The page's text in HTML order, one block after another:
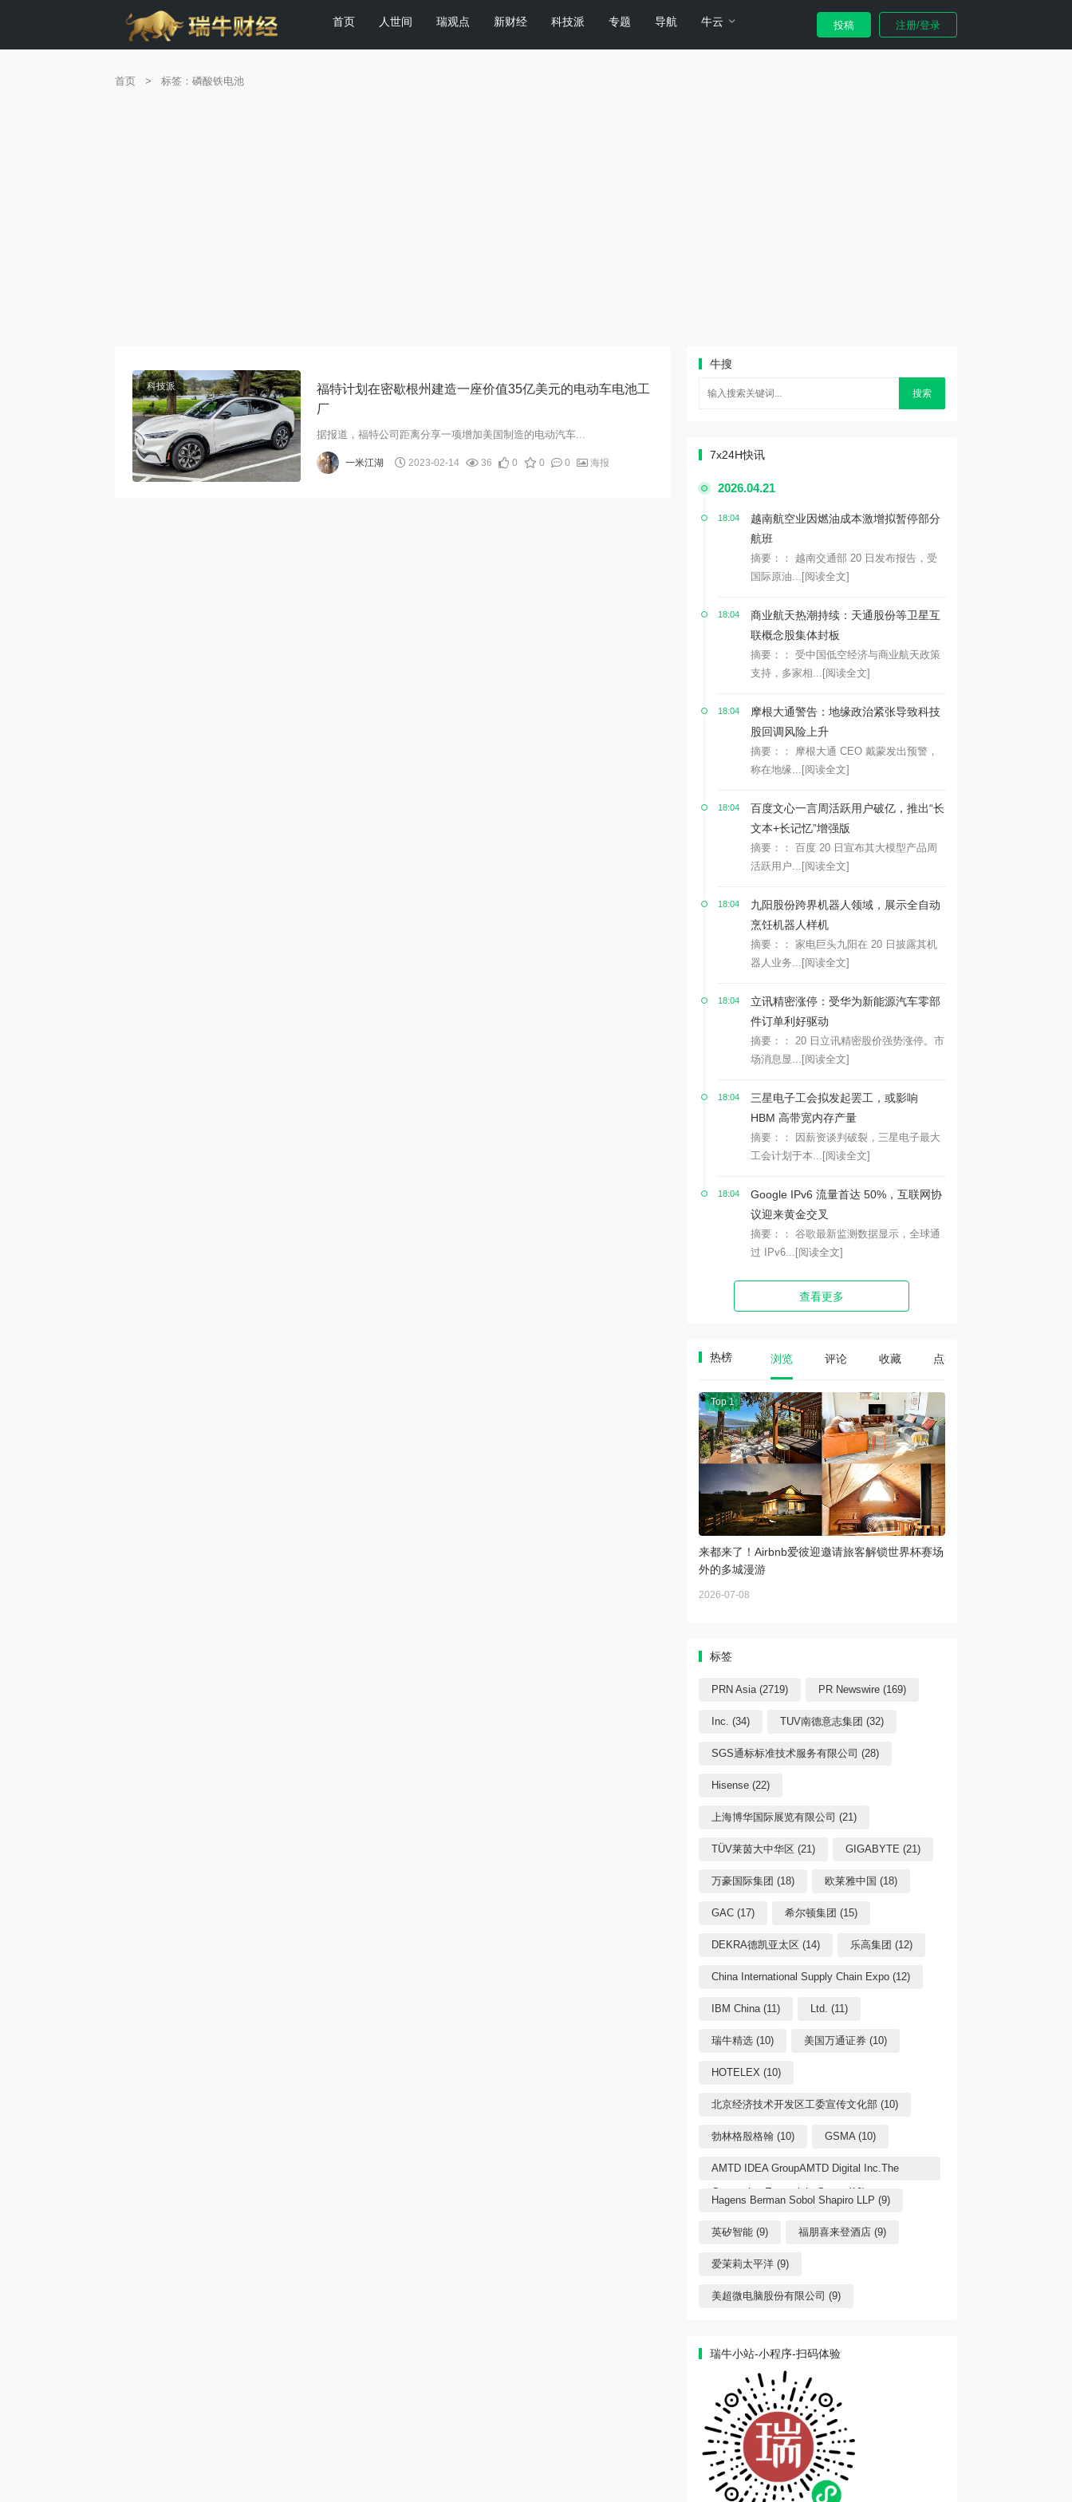
首页 人世间 瑞观点 新财经 科技派 专题 导航 牛云 投稿 注册/登录
首页 > 标签：磷酸铁电池
科技派
福特计划在密歇根州建造一座价值35亿美元的电动车电池工
厂
据报道，福特公司距离分享一项增加美国制造的电动汽车...
一米江湖 2023-02-14 36 0 0 0 海报
牛搜
搜索
7x24H快讯
2026.04.21
18:04
越南航空业因燃油成本激增拟暂停部分
航班
摘要：： 越南交通部 20 日发布报告，受
国际原油... [阅读全文]
18:04
商业航天热潮持续：天通股份等卫星互
联概念股集体封板
摘要：： 受中国低空经济与商业航天政策
支持，多家相... [阅读全文]
18:04
摩根大通警告：地缘政治紧张导致科技
股回调风险上升
摘要：： 摩根大通 CEO 戴蒙发出预警，
称在地缘... [阅读全文]
18:04
百度文心一言周活跃用户破亿，推出“长
文本+长记忆”增强版
摘要：： 百度 20 日宣布其大模型产品周
活跃用户... [阅读全文]
18:04
九阳股份跨界机器人领域，展示全自动
烹饪机器人样机
摘要：： 家电巨头九阳在 20 日披露其机
器人业务... [阅读全文]
18:04
立讯精密涨停：受华为新能源汽车零部
件订单利好驱动
摘要：： 20 日立讯精密股价强势涨停。市
场消息显... [阅读全文]
18:04
三星电子工会拟发起罢工，或影响
HBM 高带宽内存产量
摘要：： 因薪资谈判破裂，三星电子最大
工会计划于本... [阅读全文]
18:04
Google IPv6 流量首达 50%，互联网协
议迎来黄金交叉
摘要：： 谷歌最新监测数据显示，全球通
过 IPv6... [阅读全文]
查看更多
热榜 浏览 评论 收藏 点赞
Top 1
来都来了！Airbnb爱彼迎邀请旅客解锁世界杯赛场
外的多城漫游
2026-07-08
标签
PRN Asia (2719) PR Newswire (169)
Inc. (34) TUV南德意志集团 (32)
SGS通标标准技术服务有限公司 (28)
Hisense (22)
上海博华国际展览有限公司 (21)
TÜV莱茵大中华区 (21) GIGABYTE (21)
万豪国际集团 (18) 欧莱雅中国 (18)
GAC (17) 希尔顿集团 (15)
DEKRA德凯亚太区 (14) 乐高集团 (12)
China International Supply Chain Expo (12)
IBM China (11) Ltd. (11)
瑞牛精选 (10) 美国万通证券 (10)
HOTELEX (10)
北京经济技术开发区工委宣传文化部 (10)
勃林格殷格翰 (10) GSMA (10)
AMTD IDEA GroupAMTD Digital Inc.The
Generation Essentials Group (10)
Hagens Berman Sobol Shapiro LLP (9)
英矽智能 (9) 福朋喜来登酒店 (9)
爱茉莉太平洋 (9)
美超微电脑股份有限公司 (9)
瑞牛小站-小程序-扫码体验